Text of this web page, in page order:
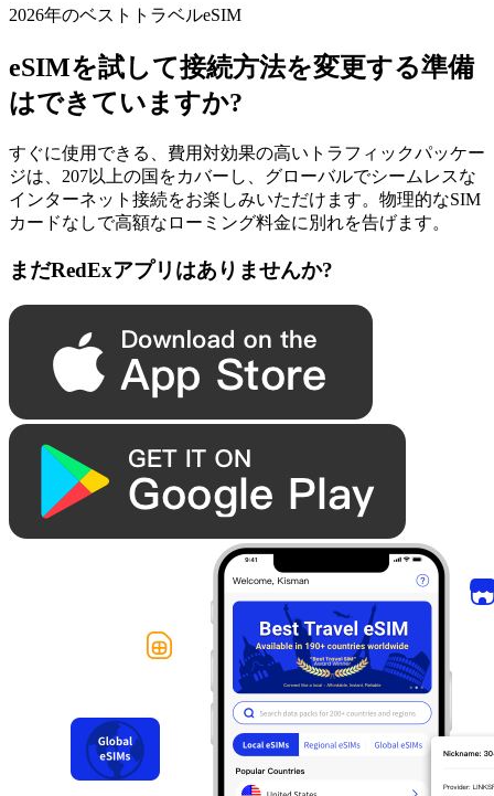
2026年のベストトラベルeSIM
eSIMを試して接続方法を変更する準備
はできていますか?
すぐに使用できる、費用対効果の高いトラフィックパッケー
ジは、207以上の国をカバーし、グローバルでシームレスな
インターネット接続をお楽しみいただけます。物理的なSIM
カードなしで高額なローミング料金に別れを告げます。
まだRedExアプリはありませんか?